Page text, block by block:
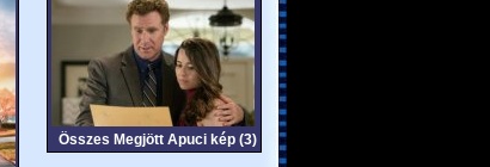
Összes Megjött Apuci kép (3)